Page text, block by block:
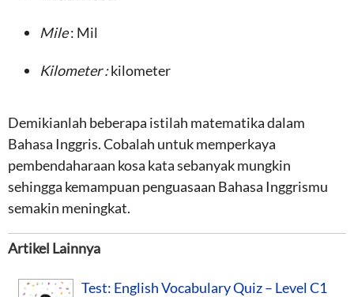
Mile: Mil
Kilometer :kilometer
Demikianlah beberapa istilah matematika dalam
Bahasa Inggris. Cobalah untuk memperkaya
pembendaharaan kosa kata sebanyak mungkin
sehingga kemampuan penguasaan Bahasa Inggrismu
semakin meningkat.
Artikel Lainnya
Test: English Vocabulary Quiz – Level C1